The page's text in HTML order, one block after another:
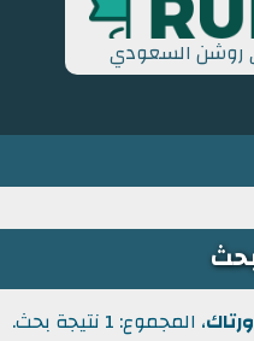
روشن السعودي
، المجموع: 1 نتيجة بحث.